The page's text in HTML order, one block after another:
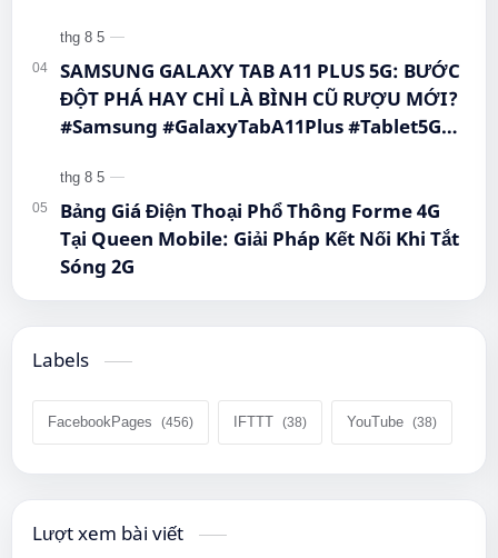
SAMSUNG GALAXY TAB A11 PLUS 5G: BƯỚC
ĐỘT PHÁ HAY CHỈ LÀ BÌNH CŨ RƯỢU MỚI?
#Samsung #GalaxyTabA11Plus #Tablet5G
Bảng Giá Điện Thoại Phổ Thông Forme 4G
Tại Queen Mobile: Giải Pháp Kết Nối Khi Tắt
Sóng 2G
Labels
FacebookPages IFTTT YouTube
Lượt xem bài viết